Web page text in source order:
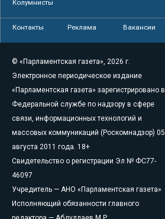
Колумнисты
Контакты Реклама Вакансии
© «Парламентская газета», 2026 г.
Электронное периодическое издание
«Парламентская газета» зарегистрировано в
Федеральной службе по надзору в сфере
связи, информационных технологий и
массовых коммуникаций (Роскомнадзор) 05
августа 2011 года. 18+
Свидетельство о регистрации Эл № ФС77-
46097
Учредитель — АНО «Парламентская газета»
Исполняющий обязанности главного